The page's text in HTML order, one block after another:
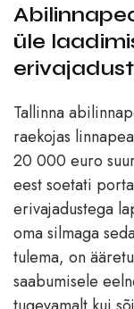
üle
Tallinna
raekojas
20 000 euro
eest soetati
erivajadustega
oma silmaga
tulema, on
saabumisele